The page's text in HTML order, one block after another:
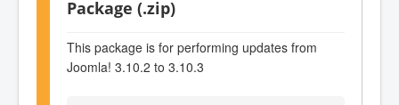
Package (.zip)
This package is for performing updates from
Joomla! 3.10.2 to 3.10.3